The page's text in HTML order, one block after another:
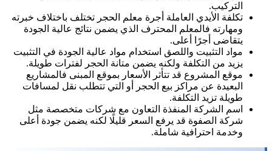
التركيب.
تكلفة الأيدي العاملة أجرة معلم الحجر تختلف باختلاف خبرته
ومهارته فالمعلم المحترف الذي يضمن نتائج عالية الجودة
يتقاضى أجرًا أعلى.
مواد التثبيت واللصق استخدام مواد عالية الجودة في التثبيت
يزيد من التكلفة ولكنه يضمن متانة الحجر لفترات طويلة.
موقع المشروع قد تتأثر الأسعار بموقع المبنى فالمشاريع
البعيدة عن مراكز بيع الحجر أو التي تتطلب نقل لمسافات
طويلة تزيد التكلفة.
اسم الشركة المنفذة التعاون مع شركات متخصصة مثل
شركة الصفوة قد يرفع السعر قليلًا لكنه يضمن جودة أعلى
وخدمة احترافية شاملة.